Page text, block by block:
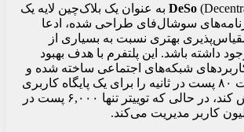
(Decentralized Social) به عنوان یک بلاک‌چین لایه یک
سوشال‌فای طراحی شده، ادعا
بهتری نسبت به بسیاری از
لایه ۱ موجود داشته باشد. این پلتفرم با هدف بهبود
شبکه‌های اجتماعی ساخته شده و
می‌گوید که قادر است ۸۰ پست در ثانیه را برای یک پایگاه کاربری
چهار میلیونی پردازش کند، در حالی که توییتر تنها ۶,۰۰۰ پست در